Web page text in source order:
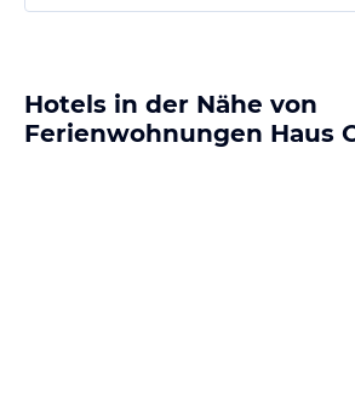
Hotels in der Nähe von
Ferienwohnungen Haus